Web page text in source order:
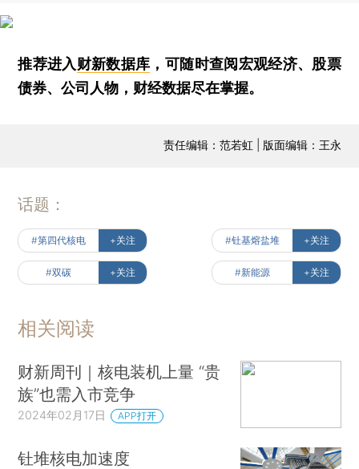
推荐进入财新数据库 ，可随时查阅宏观经济、股票
债券、公司人物，财经数据尽在掌握。
责任编辑：范若虹 | 版面编辑：王永
话题：
#第四代核电 +关注 #钍基熔盐堆 +关注
#双碳 +关注 #新能源 +关注
相关阅读
财新周刊｜核电装机上量 “贵
族”也需入市竞争
2024年02月17日 APP打开
钍堆核电加速度